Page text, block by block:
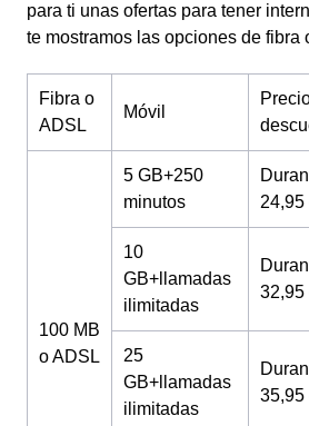
para ti unas ofertas para tener
te mostramos las opciones de fibra
Fibra o
ADSL
Móvil
100 MB
o ADSL
5 GB+250
minutos
24,95
10
GB+llamadas
ilimitadas
32,95
25
GB+llamadas
ilimitadas
35,95